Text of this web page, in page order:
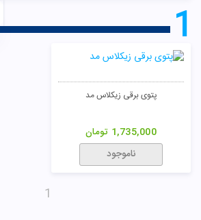
1
پتوی برقی زیکلاس مد
1,735,000 تومان
ناموجود
1